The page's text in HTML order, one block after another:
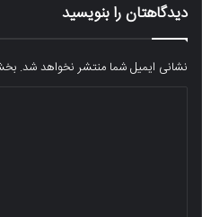
دیدگاهتان را بنویسید
نشانی ایمیل شما منتشر نخواهد شد.